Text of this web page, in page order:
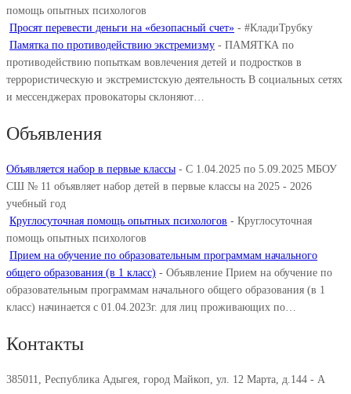
помощь опытных психологов
Просят перевести деньги на «безопасный счет» - #КладиТрубку
Памятка по противодействию экстремизму - ПАМЯТКА по
противодействию попыткам вовлечения детей и подростков в
террористическую и экстремистскую деятельность В социальных сетях
и мессенджерах провокаторы склоняют…
Объявления
Объявляется набор в первые классы - С 1.04.2025 по 5.09.2025 МБОУ
СШ № 11 объявляет набор детей в первые классы на 2025 - 2026
учебный год
Круглосуточная помощь опытных психологов - Круглосуточная
помощь опытных психологов
Прием на обучение по образовательным программам начального
общего образования (в 1 класс) - Объявление Прием на обучение по
образовательным программам начального общего образования (в 1
класс) начинается с 01.04.2023г. для лиц проживающих по…
Контакты
385011, Республика Адыгея, город Майкоп, ул. 12 Марта, д.144 - А